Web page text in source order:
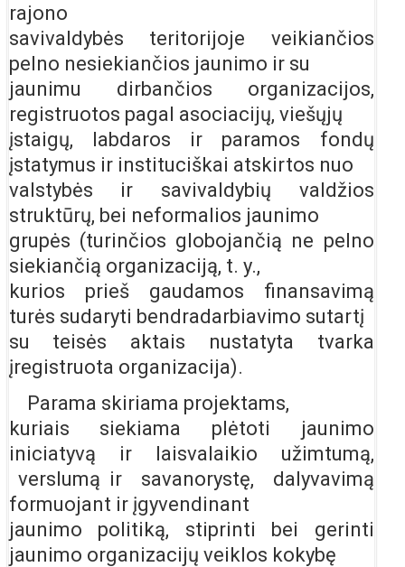
rajono
savivaldybės teritorijoje veikiančios
pelno nesiekiančios jaunimo ir su
jaunimu dirbančios organizacijos,
registruotos pagal asociacijų, viešųjų
įstaigų, labdaros ir paramos fondų
įstatymus ir instituciškai atskirtos nuo
valstybės ir savivaldybių valdžios
struktūrų, bei neformalios jaunimo
grupės (turinčios globojančią ne pelno
siekiančią organizaciją, t. y.,
kurios prieš gaudamos finansavimą
turės sudaryti bendradarbiavimo sutartį
su teisės aktais nustatyta tvarka
įregistruota organizacija).
Parama skiriama projektams,
kuriais siekiama plėtoti jaunimo
iniciatyvą ir laisvalaikio užimtumą,
verslumą ir savanorystę, dalyvavimą
formuojant ir įgyvendinant
jaunimo politiką, stiprinti bei gerinti
jaunimo organizacijų veiklos kokybę